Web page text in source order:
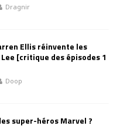
Dragnir
Ellis réinvente les
[critique des épisodes 1
Doop
super-héros Marvel ?